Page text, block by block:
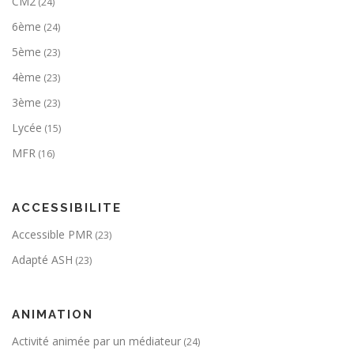
6ème (24)
5ème (23)
4ème (23)
3ème (23)
Lycée (15)
MFR (16)
ACCESSIBILITE
Accessible PMR (23)
Adapté ASH (23)
ANIMATION
Activité animée par un médiateur (24)